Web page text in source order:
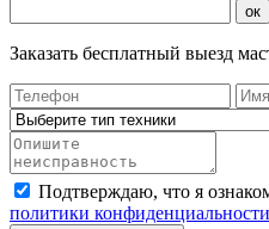
ок
Заказать бесплатный выезд
Подтверждаю, что я
политики конфиденциальности